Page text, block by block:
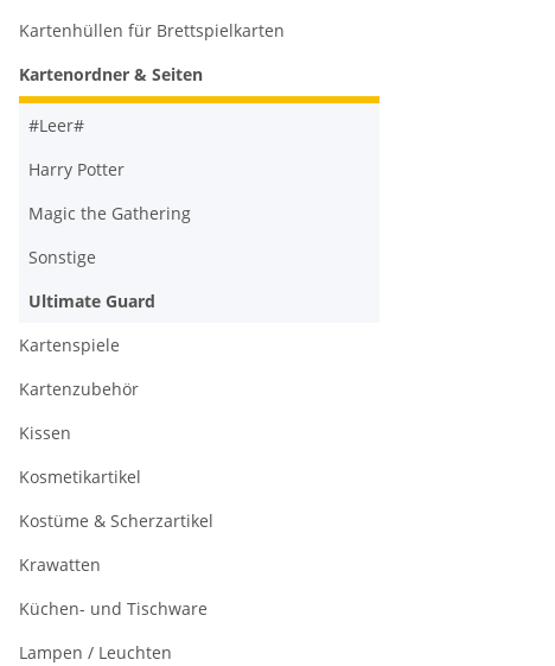
Kartenhüllen für Brettspielkarten
Kartenordner & Seiten
#Leer#
Harry Potter
Magic the Gathering
Sonstige
Ultimate Guard
Kartenspiele
Kartenzubehör
Kissen
Kosmetikartikel
Kostüme & Scherzartikel
Krawatten
Küchen- und Tischware
Lampen / Leuchten